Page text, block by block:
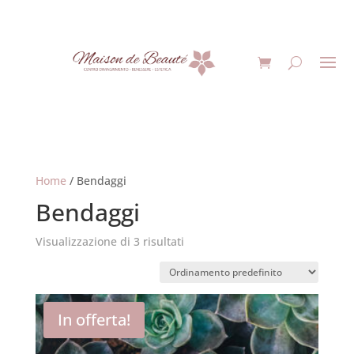
Home/ Bendaggi
Bendaggi
Visualizzazione di 3 risultati
In offerta!